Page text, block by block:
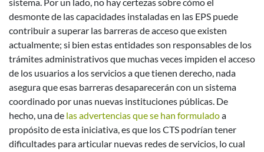
desmonte de las capacidades instaladas en las EPS puede
contribuir a superar las barreras de acceso que existen
actualmente; si bien estas entidades son responsables de los
trámites administrativos que muchas veces impiden el acceso
de los usuarios a los servicios a que tienen derecho, nada
asegura que esas barreras desaparecerán con un sistema
coordinado por unas nuevas instituciones públicas. De
hecho, una de las advertencias que se han formuladoa
propósito de esta iniciativa, es que los CTS podrían tener
dificultades para articular nuevas redes de servicios, lo cual